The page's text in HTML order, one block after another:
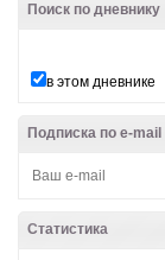
Поиск по дневнику
в этом дневнике
Подписка по e-mail
Статистика